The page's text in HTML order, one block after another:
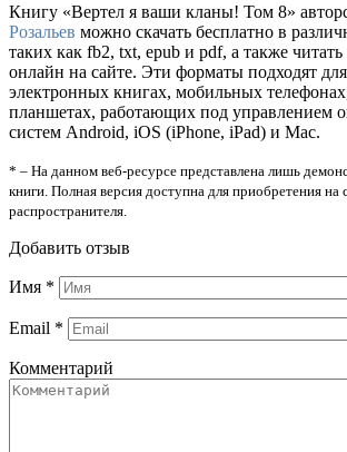
Книгу «Вертел я ваши кланы! Том 8»
Розальев можно скачать бесплатно в
таких как fb2, txt, epub и pdf, а также
онлайн на сайте. Эти форматы подходят
электронных книгах, мобильных
планшетах, работающих под управлением
систем Android, iOS (iPhone, iPad) и Mac.
* – На данном веб-ресурсе представлена лишь
книги. Полная версия доступна для приобретения на
распространителя.
Добавить отзыв
Имя *
Email *
Комментарий